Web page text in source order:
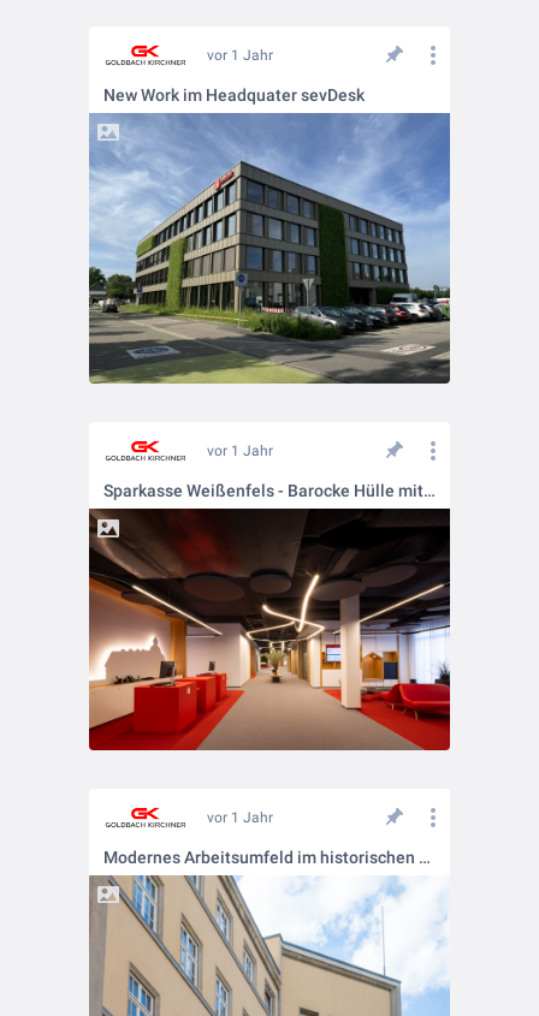
vor 1 Jahr
New Work im Headquater sevDesk
vor 1 Jahr
Sparkasse Weißenfels - Barocke Hülle mit modernem Kern
vor 1 Jahr
Modernes Arbeitsumfeld im historischen Gebäude